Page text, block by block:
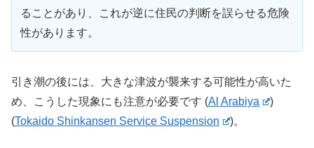
ることがあり、これが逆に住民の判断を誤らせる危険
性があります。
引き潮の後には、大きな津波が襲来する可能性が高いた
め、こうした現象にも注意が必要です​ (Al Arabiya
)
(Tokaido Shinkansen Service Suspension )。